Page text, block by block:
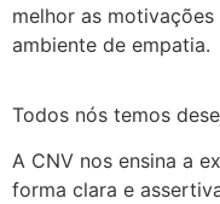
melhor as
ambiente de empatia.
Todos nós temos
A CNV nos ensina a
forma clara e